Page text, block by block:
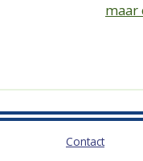
maar
Contact